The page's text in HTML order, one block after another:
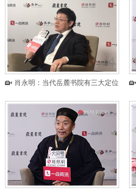
肖永明：当代岳麓书院有三大定位